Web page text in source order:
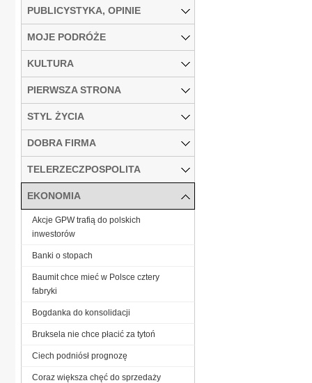
PUBLICYSTYKA, OPINIE
MOJE PODRÓŻE
KULTURA
PIERWSZA STRONA
STYL ŻYCIA
DOBRA FIRMA
TELERZECZPOSPOLITA
EKONOMIA
Akcje GPW trafią do polskich
inwestorów
Banki o stopach
Baumit chce mieć w Polsce cztery
fabryki
Bogdanka do konsolidacji
Bruksela nie chce płacić za tytoń
Ciech podniósł prognozę
Coraz większa chęć do sprzedaży